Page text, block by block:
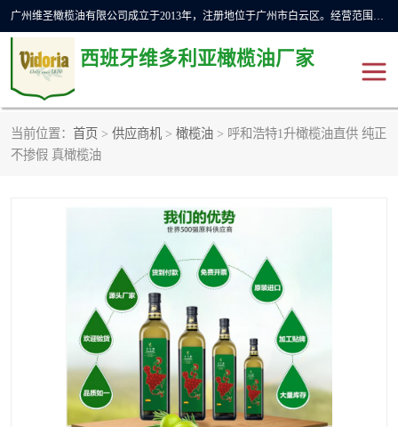
广州维圣橄榄油有限公司成立于2013年，注册地位于广州市白云区。经营范围包括饲料原料销售;畜牧渔业饲料销售;化妆品批发;贸易经纪;食品进出口等，主要产品有：橄榄果渣油，橄榄油，纯橄榄油等。
西班牙维多利亚橄榄油厂家
当前位置： 首页 > 供应商机 > 橄榄油 > 呼和浩特1升橄榄油直供 纯正
不掺假 真橄榄油
橄榄油